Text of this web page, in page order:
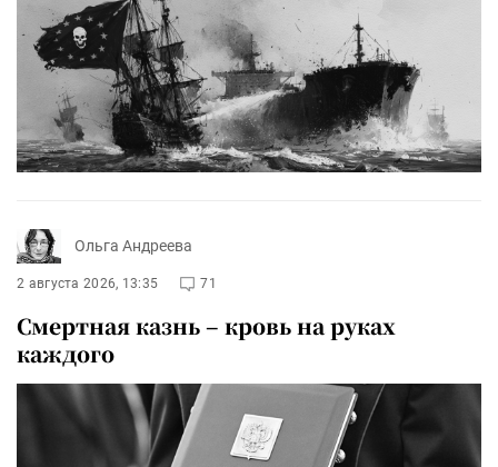
Ольга Андреева
2 августа 2026, 13:35 71
Смертная казнь – кровь на руках
каждого